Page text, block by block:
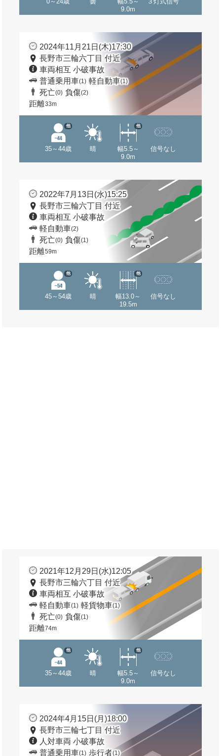
9.0m
2024年11月21日(木)17:30
長野市三輪六丁目 付近
車両相互 小破事故
普通乗用車(1) 軽自動車(1)
死亡(0) 負傷(2)
距離33m
35～44歳
他
晴
幅5.5～
9.0m
他
信号なし
2022年7月13日(水)15:25
長野市三輪六丁目 付近
車両相互 小破事故
軽自動車(2)
死亡(0) 負傷(1)
距離59m
45～54歳
他
晴
幅13.0～
19.5m
他
信号なし
2021年12月29日(水)12:05
長野市三輪六丁目 付近
車両相互 小破事故
軽自動車(1) 軽貨物車(1)
死亡(0) 負傷(1)
距離74m
35～44歳
他
晴
幅5.5～
9.0m
他
信号なし
2024年4月15日(月)18:00
長野市三輪七丁目 付近
人対車両 小破事故
普通乗用車(1) 歩行者(1)